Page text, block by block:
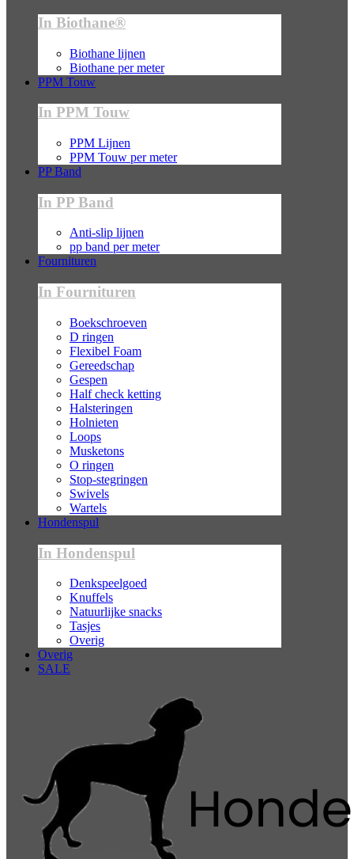
In Biothane®
Biothane lijnen
Biothane per meter
PPM Touw
In PPM Touw
PPM Lijnen
PPM Touw per meter
PP Band
In PP Band
Anti-slip lijnen
pp band per meter
Fournituren
In Fournituren
Boekschroeven
D ringen
Flexibel Foam
Gereedschap
Gespen
Half check ketting
Halsteringen
Holnieten
Loops
Musketons
O ringen
Stop-stegringen
Swivels
Wartels
Hondenspul
In Hondenspul
Denkspeelgoed
Knuffels
Natuurlijke snacks
Tasjes
Overig
Overig
SALE